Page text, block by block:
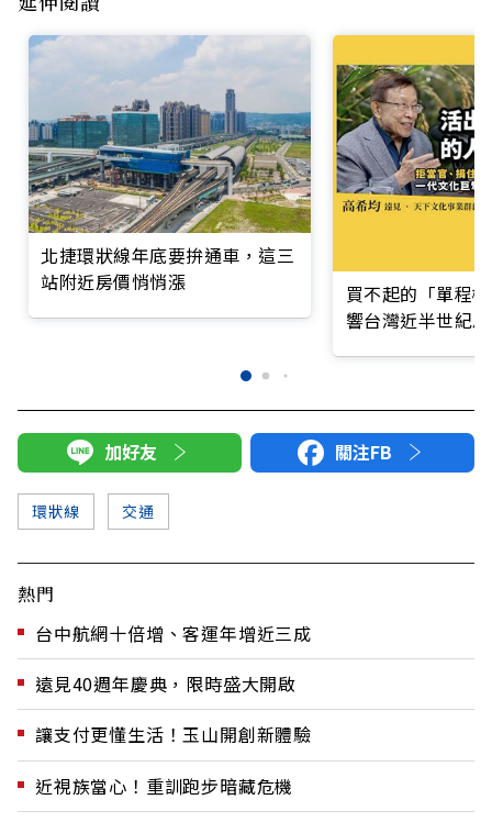
北捷環狀線年底要拚通車，這三
站附近房價悄悄漲
買不起的「單程
響台灣近半世紀
加好友 關注FB
環狀線 交通
熱門
台中航網十倍增、客運年增近三成
遠見40週年慶典，限時盛大開啟
讓支付更懂生活！玉山開創新體驗
近視族當心！重訓跑步暗藏危機